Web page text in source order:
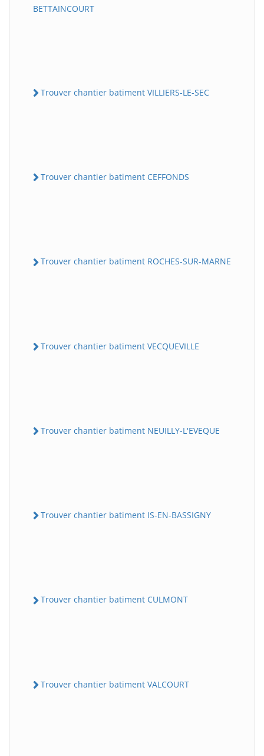
BETTAINCOURT
Trouver chantier batiment VILLIERS-LE-SEC
Trouver chantier batiment CEFFONDS
Trouver chantier batiment ROCHES-SUR-MARNE
Trouver chantier batiment VECQUEVILLE
Trouver chantier batiment NEUILLY-L'EVEQUE
Trouver chantier batiment IS-EN-BASSIGNY
Trouver chantier batiment CULMONT
Trouver chantier batiment VALCOURT